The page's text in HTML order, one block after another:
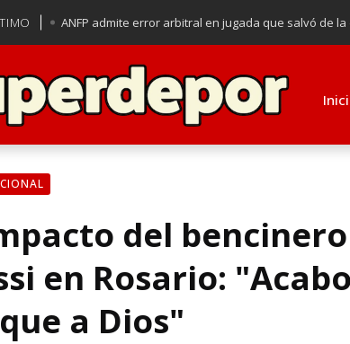
ANFP admite error arbitral en jugada que salvó de
La U se aferra a la esperanza de clasificar a octavos
Brasil anuncia a Carlo Ancelotti como su nuevo
del
en Rosario:
a Dios"